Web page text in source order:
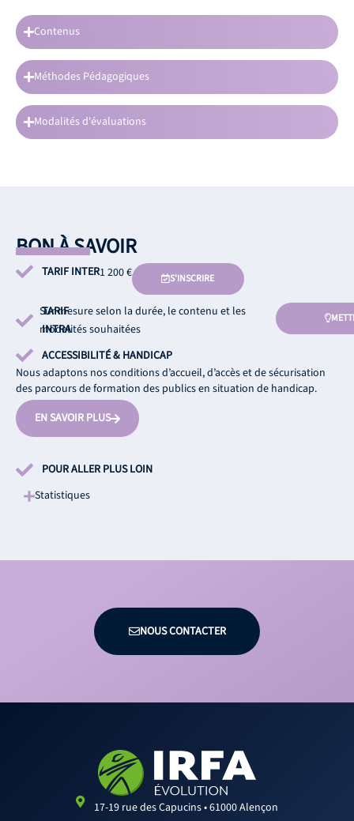
Contenus
Méthodes Pédagogiques
Modalités d'évaluations
BON À SAVOIR
TARIF INTER1 200 € S'INSCRIRE
TARIF
INTRA
Sur mesure selon la durée, le contenu et les
modalités souhaitées
ACCESSIBILITÉ & HANDICAP
Nous adaptons nos conditions d’accueil, d’accès et de sécurisation
des parcours de formation des publics en situation de handicap.
EN SAVOIR PLUS
POUR ALLER PLUS LOIN
Statistiques
NOUS CONTACTER
17-19 rue des Capucins • 61000 Alençon